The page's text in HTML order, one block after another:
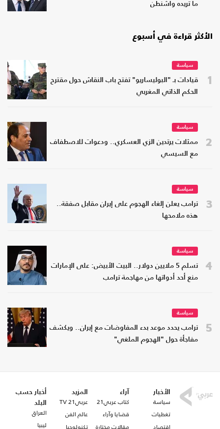
ما تريده واشنطن
الأكثر قراءة في أسبوع
1
سياسة
قيادات بـ "البوليساريو" تفتح باب النقاش حول مقترح
الحكم الذاتي المغربي
2
سياسة
ممثلات يرتدين الزي العسكري.. ودعوات للاصطفاف
مع السيسي
3
سياسة
ترامب يعلن إلغاء الهجوم على إيران مقابل صفقة..
هذه ملامحها
4
سياسة
تسلم 5 ملايين دولار.. البيت الأبيض: على الإمارات
منع أحد أدواتها من مهاجمة ترامب
5
سياسة
ترامب يحدد موعد بدء المفاوضات مع إيران.. ويكشف
مفاجأة حول "الهجوم الملغي"
الأخبار
سياسة
تغطيات
اقتصاد
آراء
كتاب عربي21
قضايا وآراء
مقالات مختارة
المزيد
عربي21 TV
عالم الفن
تكنولوجيا
أخبار حسب
البلد
العراق
ليبيا